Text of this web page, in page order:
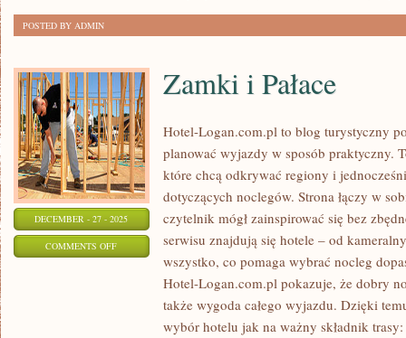
POSTED BY ADMIN
DECEMBER - 27 - 2025
COMMENTS OFFON
Zamki i Pałace
Hotel-Logan.com.pl to blog turystyczny
planować wyjazdy w sposób praktyczny.
które chcą odkrywać regiony i
dotyczących noclegów. Strona łączy w
czytelnik mógł zainspirować się bez
serwisu znajdują się hotele – od
wszystko, co pomaga wybrać nocleg
Hotel-Logan.com.pl pokazuje, że dobry
także wygoda całego wyjazdu. Dzięki
wybór hotelu jak na ważny składnik